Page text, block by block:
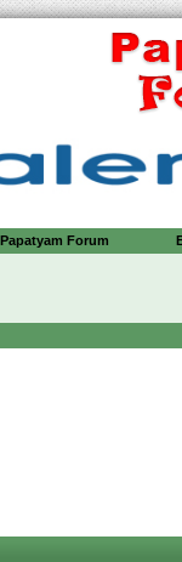
Papatyam Forum